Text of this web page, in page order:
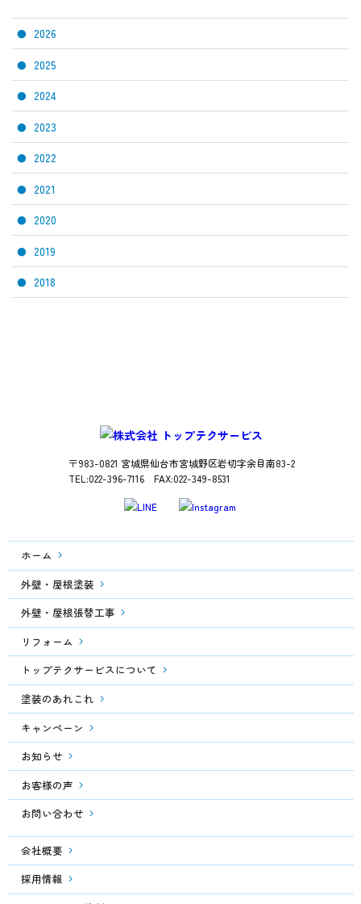
2026
2025
2024
2023
2022
2021
2020
2019
2018
〒983-0821 宮城県仙台市宮城野区岩切字余目南83-2
TEL:022-396-7116 FAX:022-349-8531
ホーム
外壁・屋根塗装
外壁・屋根張替工事
リフォーム
トップテクサービスについて
塗装のあれこれ
キャンペーン
お知らせ
お客様の声
お問い合わせ
会社概要
採用情報